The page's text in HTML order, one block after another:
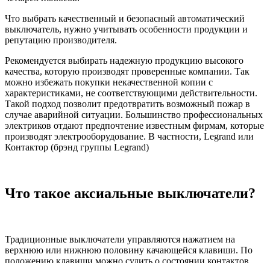
Что выбрать качественный и безопасный автоматический
выключатель, нужно учитывать особенности продукции и
репутацию производителя.
Рекомендуется выбирать надежную продукцию высокого
качества, которую производят проверенные компании. Так
можно избежать покупки некачественной копии с
характеристиками, не соответствующими действительности.
Такой подход позволит предотвратить возможный пожар в
случае аварийной ситуации. Большинство профессиональных
электриков отдают предпочтение известным фирмам, которые
производят электрооборудование. В частности, Legrand или
Контактор (брэнд группы Legrand)
Что такое аксиальные выключатели?
Традиционные выключатели управляются нажатием на
верхнюю или нижнюю половину качающейся клавиши. По
положению клавиши можно судить о состоянии контактов